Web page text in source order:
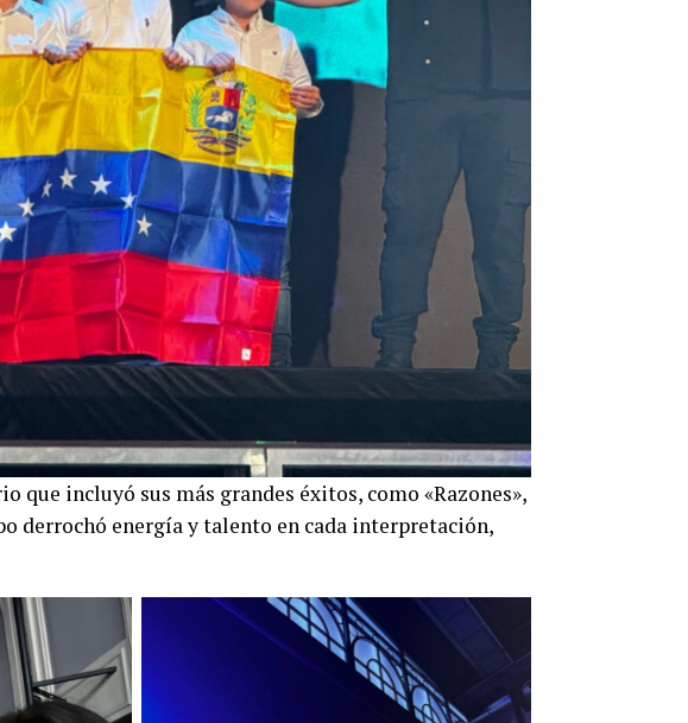
que incluyó sus más grandes éxitos, como «Razones»,
derrochó energía y talento en cada interpretación,